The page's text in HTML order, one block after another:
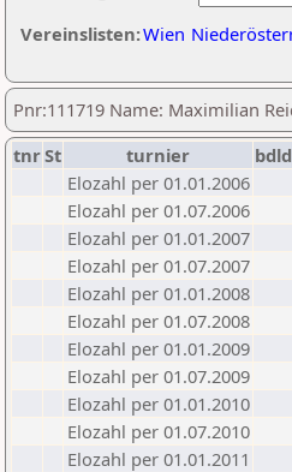
Vereinslisten:Wien
Pnr:111719 Name: Maximilian
tnrSt turnier bdld
Elozahl per 01.01.2006
Elozahl per 01.07.2006
Elozahl per 01.01.2007
Elozahl per 01.07.2007
Elozahl per 01.01.2008
Elozahl per 01.07.2008
Elozahl per 01.01.2009
Elozahl per 01.07.2009
Elozahl per 01.01.2010
Elozahl per 01.07.2010
Elozahl per 01.01.2011